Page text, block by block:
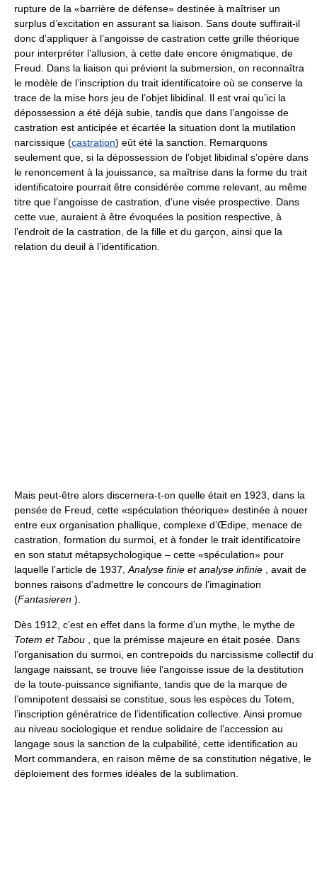
rupture de la «barrière de défense» destinée à maîtriser un
surplus d’excitation en assurant sa liaison. Sans doute suffirait-il
donc d’appliquer à l’angoisse de castration cette grille théorique
pour interpréter l’allusion, à cette date encore énigmatique, de
Freud. Dans la liaison qui prévient la submersion, on reconnaîtra
le modèle de l’inscription du trait identificatoire où se conserve la
trace de la mise hors jeu de l’objet libidinal. Il est vrai qu’ici la
dépossession a été déjà subie, tandis que dans l’angoisse de
castration est anticipée et écartée la situation dont la mutilation
narcissique (castration) eût été la sanction. Remarquons
seulement que, si la dépossession de l’objet libidinal s’opère dans
le renoncement à la jouissance, sa maîtrise dans la forme du trait
identificatoire pourrait être considérée comme relevant, au même
titre que l’angoisse de castration, d’une visée prospective. Dans
cette vue, auraient à être évoquées la position respective, à
l’endroit de la castration, de la fille et du garçon, ainsi que la
relation du deuil à l’identification.
Mais peut-être alors discernera-t-on quelle était en 1923, dans la
pensée de Freud, cette «spéculation théorique» destinée à nouer
entre eux organisation phallique, complexe d’Œdipe, menace de
castration, formation du surmoi, et à fonder le trait identificatoire
en son statut métapsychologique – cette «spéculation» pour
laquelle l’article de 1937, Analyse finie et analyse infinie , avait de
bonnes raisons d’admettre le concours de l’imagination
(Fantasieren ).
Dès 1912, c’est en effet dans la forme d’un mythe, le mythe de
Totem et Tabou , que la prémisse majeure en était posée. Dans
l’organisation du surmoi, en contrepoids du narcissisme collectif du
langage naissant, se trouve liée l’angoisse issue de la destitution
de la toute-puissance signifiante, tandis que de la marque de
l’omnipotent dessaisi se constitue, sous les espèces du Totem,
l’inscription génératrice de l’identification collective. Ainsi promue
au niveau sociologique et rendue solidaire de l’accession au
langage sous la sanction de la culpabilité, cette identification au
Mort commandera, en raison même de sa constitution négative, le
déploiement des formes idéales de la sublimation.